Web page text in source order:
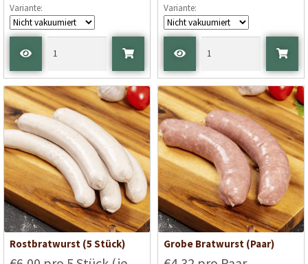
Variante:
Variante:
Rostbratwurst (5 Stück) Grobe Bratwurst (Paar)